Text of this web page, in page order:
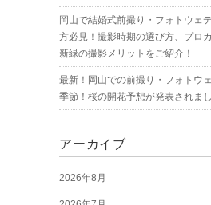
岡山で結婚式前撮り・フォトウェ
方必見！撮影時期の選び方、プロ
新緑の撮影メリットをご紹介！
最新！岡山での前撮り・フォトウ
季節！桜の開花予想が発表されまし
アーカイブ
2026年8月